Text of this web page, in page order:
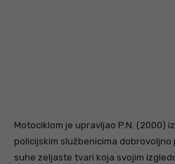
Motociklom je upravljao P.N. (2000)
policijskim službenicima
suhe zeljaste tvari koja svojim